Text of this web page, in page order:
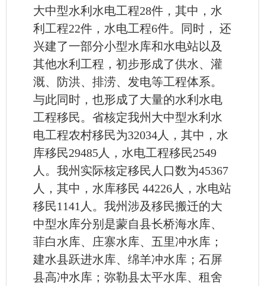
大中型水利水电工程28件，其中，水
利工程22件，水电工程6件。同时， 还
兴建了一部分小型水库和水电站以及
其他水利工程，初步形成了供水、灌
溉、防洪、排涝、发电等工程体系。
与此同时，也形成了大量的水利水电
工程移民。省核定我州大中型水利水
电工程农村移民为32034人，其中，水
库移民29485人，水电工程移民2549
人。我州实际核定移民人口数为45367
人，其中，水库移民 44226人，水电站
移民1141人。我州涉及移民搬迁的大
中型水库分别是蒙自县长桥海水库、
菲白水库、庄寨水库、五里冲水库；
建水县跃进水库、绵羊冲水库；石屏
县高冲水库；弥勒县太平水库、租舍